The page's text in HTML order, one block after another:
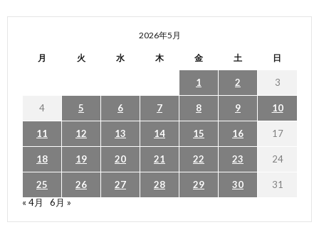
2026年5月
月 火 水 木 金 土 日
1 2 3
4 5 6 7 8 9 10
11 12 13 14 15 16 17
18 19 20 21 22 23 24
25 26 27 28 29 30
31
« 4月
6月 »